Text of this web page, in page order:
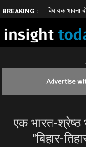
BREAKING :
भाजपा विधायक भावना बोहरा का
एक भारत-
"बिहार-